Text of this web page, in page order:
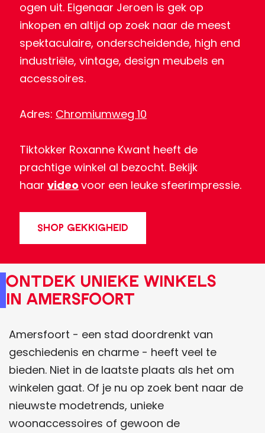
ogen uit. Eigenaar Jeroen is gek op
inkopen en altijd op zoek naar de meest
spektaculaire, onderscheidende, high end
industriële, vintage, design meubels en
accessoires.
Adres: Chromiumweg 10
Tiktokker Roxanne Kwant heeft de
prachtige winkel al bezocht. Bekijk
haar video voor een leuke sfeerimpressie.
SHOP GEKKIGHEID
Ontdek unieke wInkels
In Amersfoort
Amersfoort - een stad doordrenkt van
geschiedenis en charme - heeft veel te
bieden. Niet in de laatste plaats als het om
winkelen gaat. Of je nu op zoek bent naar de
nieuwste modetrends, unieke
woonaccessoires of gewoon de